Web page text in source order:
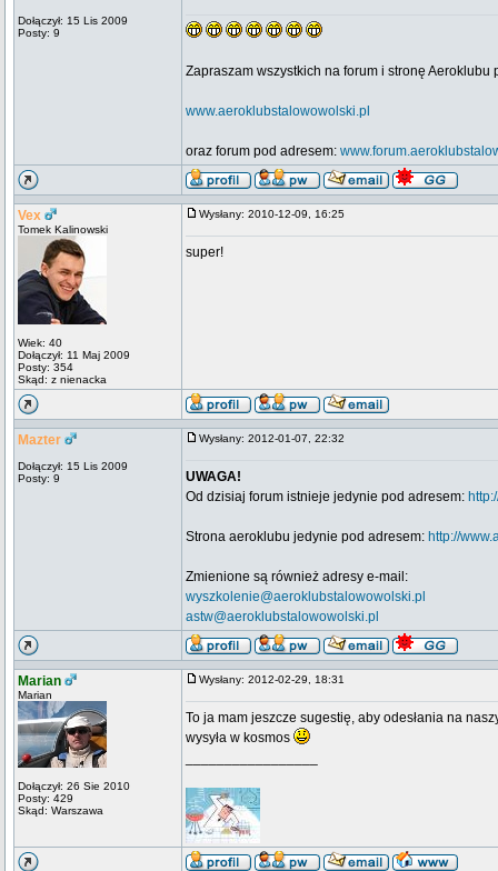
Dołączył: 15 Lis 2009
Posty: 9
Zapraszam wszystkich na forum i stronę Aeroklubu
www.aeroklubstalowowolski.pl
oraz forum pod adresem:
Vex
Tomek Kalinowski
Wiek: 40
Dołączył: 11 Maj 2009
Posty: 354
Skąd: z nienacka
Wysłany: 2010-12-09, 16:25
super!
Mazter
Dołączył: 15 Lis 2009
Posty: 9
Wysłany: 2012-01-07, 22:32
UWAGA!
Od dzisiaj forum istnieje jedynie pod adresem:
Strona aeroklubu jedynie pod adresem: http://
Zmienione są również adresy e-mail:
wyszkolenie@aeroklubstalowowolski.pl
astw@aeroklubstalowowolski.pl
Marian
Marian
Dołączył: 26 Sie 2010
Posty: 429
Skąd: Warszawa
Wysłany: 2012-02-29, 18:31
To ja mam jeszcze sugestię, aby odesłania na
wysyła w kosmos